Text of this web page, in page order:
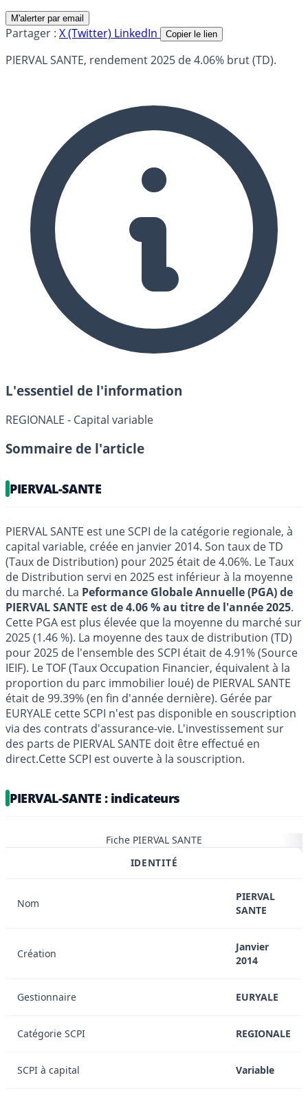
M'alerter par email
Partager : X (Twitter) LinkedIn Copier le lien
PIERVAL SANTE, rendement 2025 de 4.06% brut (TD).
L'essentiel de l'information
REGIONALE - Capital variable
Sommaire de l'article
PIERVAL-SANTE
PIERVAL SANTE est une SCPI de la catégorie regionale, à
capital variable, créée en janvier 2014. Son taux de TD
(Taux de Distribution) pour 2025 était de 4.06%. Le Taux
de Distribution servi en 2025 est inférieur à la moyenne
du marché. La Peformance Globale Annuelle (PGA) de
PIERVAL SANTE est de 4.06 % au titre de l'année 2025.
Cette PGA est plus élevée que la moyenne du marché sur
2025 (1.46 %). La moyenne des taux de distribution (TD)
pour 2025 de l'ensemble des SCPI était de 4.91% (Source
IEIF). Le TOF (Taux Occupation Financier, équivalent à la
proportion du parc immobilier loué) de PIERVAL SANTE
était de 99.39% (en fin d'année dernière). Gérée par
EURYALE cette SCPI n'est pas disponible en souscription
via des contrats d'assurance-vie. L'investissement sur
des parts de PIERVAL SANTE doit être effectué en
direct.Cette SCPI est ouverte à la souscription.
PIERVAL-SANTE : indicateurs
Fiche PIERVAL SANTE
IDENTITÉ
Nom
PIERVAL
SANTE
Création
Janvier
2014
Gestionnaire EURYALE
Catégorie SCPI REGIONALE
SCPI à capital Variable